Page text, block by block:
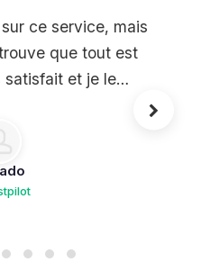
ce service, mais
que tout est
satisfait et je le